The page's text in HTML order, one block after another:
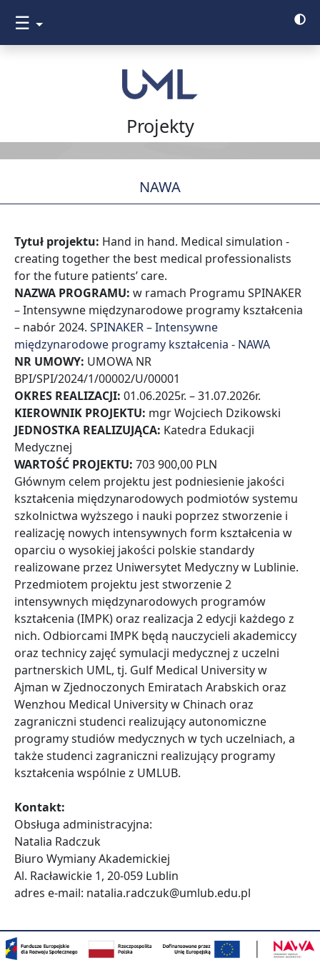
☰
Projekty
NAWA
Tytuł projektu: Hand in hand. Medical simulation -
creating together the best medical professionalists
for the future patients’ care.
NAZWA PROGRAMU: w ramach Programu SPINAKER
– Intensywne międzynarodowe programy kształcenia
– nabór 2024. SPINAKER – Intensywne
międzynarodowe programy kształcenia - NAWA
NR UMOWY: UMOWA NR
BPI/SPI/2024/1/00002/U/00001
OKRES REALIZACJI: 01.06.2025r. – 31.07.2026r.
KIEROWNIK PROJEKTU: mgr Wojciech Dzikowski
JEDNOSTKA REALIZUJĄCA: Katedra Edukacji
Medycznej
WARTOŚĆ PROJEKTU: 703 900,00 PLN
Głównym celem projektu jest podniesienie jakości
kształcenia międzynarodowych podmiotów systemu
szkolnictwa wyższego i nauki poprzez stworzenie i
realizację nowych intensywnych form kształcenia w
oparciu o wysokiej jakości polskie standardy
realizowane przez Uniwersytet Medyczny w Lublinie.
Przedmiotem projektu jest stworzenie 2
intensywnych międzynarodowych programów
kształcenia (IMPK) oraz realizacja 2 edycji każdego z
nich. Odbiorcami IMPK będą nauczycieli akademiccy
oraz technicy zajęć symulacji medycznej z uczelni
partnerskich UML, tj. Gulf Medical University w
Ajman w Zjednoczonych Emiratach Arabskich oraz
Wenzhou Medical University w Chinach oraz
zagraniczni studenci realizujący autonomiczne
programy studiów medycznych w tych uczelniach, a
także studenci zagraniczni realizujący programy
kształcenia wspólnie z UMLUB.
Kontakt:
Obsługa administracyjna:
Natalia Radczuk
Biuro Wymiany Akademickiej
Al. Racławickie 1, 20-059 Lublin
adres e-mail: natalia.radczuk@umlub.edu.pl